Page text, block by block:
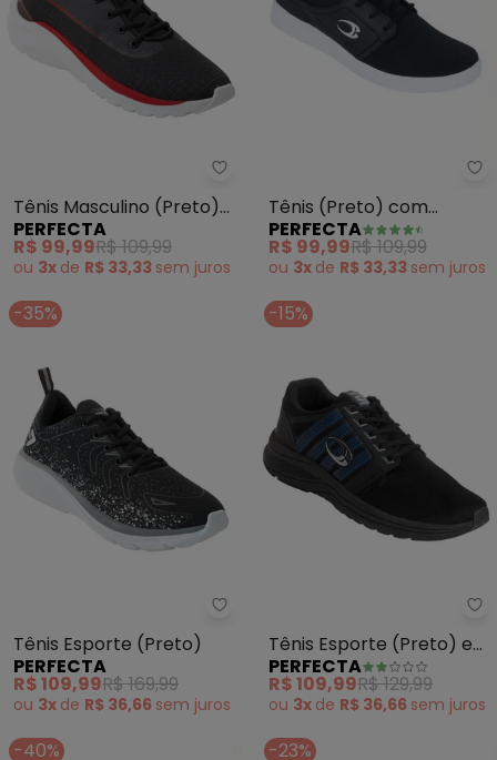
Perfecta - Tênis Masculino
Tênis Masculino (Preto)
em Tecido
PERFECTA
R$ 99,99R$ 109,99
ou 3x de R$ 33,33 sem juros
Tênis (Preto) com
Detalhe em Branco
PERFECTA
R$ 99,99R$ 109,99
ou 3x de R$ 33,33 sem juros
-35%
Perfecta - Tênis Esporte
Tênis Esporte (Preto)
PERFECTA
R$ 109,99R$ 169,99
ou 3x de R$ 36,66 sem juros
-15%
Tênis Esporte (Preto) em
Tecido e Sintético
PERFECTA
R$ 109,99R$ 129,99
ou 3x de R$ 36,66 sem juros
-40% -23%